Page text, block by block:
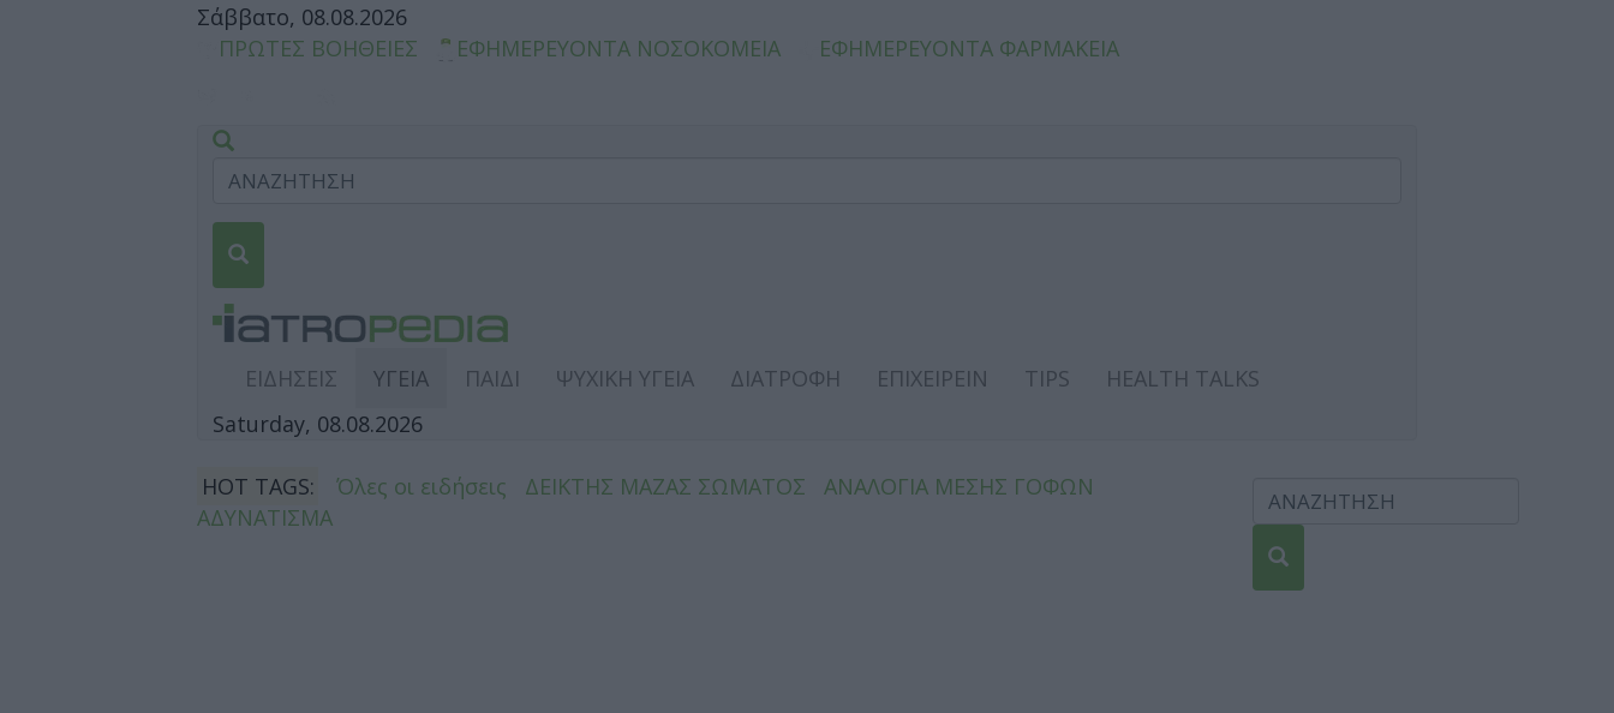
Σάββατο, 08.08.2026
ΠΡΩΤΕΣ ΒΟΗΘΕΙΕΣ
ΕΦΗΜΕΡΕΥΟΝΤΑ ΝΟΣΟΚΟΜΕΙΑ ΕΦΗΜΕΡΕΥΟΝΤΑ ΦΑΡΜΑΚΕΙΑ
ΕΙΔΗΣΕΙΣ ΥΓΕΙΑ ΠΑΙΔΙ ΨΥΧΙΚΗ ΥΓΕΙΑ ΔΙΑΤΡΟΦΗ ΕΠΙΧΕΙΡΕΙΝ TIPS
HEALTH TALKS
Saturday, 08.08.2026
HOT TAGS: Όλες οι ειδήσεις ΔΕΙΚΤΗΣ ΜΑΖΑΣ ΣΩΜΑΤΟΣ
ΑΝΑΛΟΓΙΑ ΜΕΣΗΣ ΓΟΦΩΝ
ΑΔΥΝΑΤΙΣΜΑ